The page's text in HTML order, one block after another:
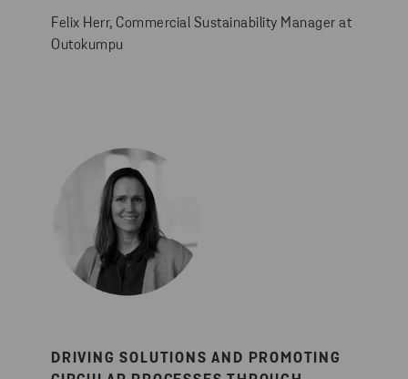
Felix Herr, Commercial Sustainability Manager at
Outokumpu
DRIVING SOLUTIONS AND PROMOTING